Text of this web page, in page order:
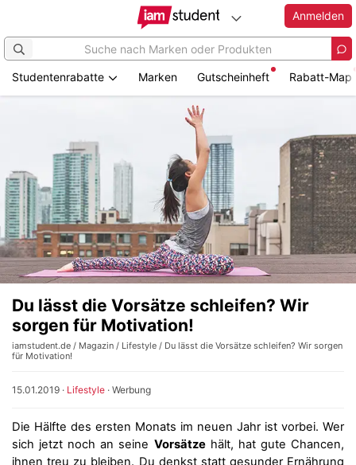
Anmelden
Studentenrabatte Marken Gutscheinheft Rabatt-Map
Du lässt die Vorsätze schleifen? Wir
sorgen für Motivation!
iamstudent.de / Magazin / Lifestyle / Du lässt die Vorsätze schleifen? Wir sorgen
für Motivation!
15.01.2019 · Lifestyle · Werbung
Die Hälfte des ersten Monats im neuen Jahr ist vorbei. Wer
sich jetzt noch an seine Vorsätzehält, hat gute Chancen,
ihnen treu zu bleiben. Du denkst statt gesunder Ernährung